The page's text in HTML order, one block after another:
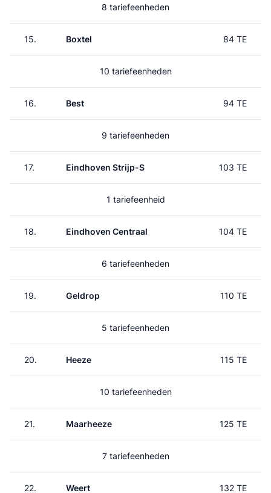
8 tariefeenheden
15. Boxtel 84 TE
10 tariefeenheden
16. Best 94 TE
9 tariefeenheden
17. Eindhoven Strijp-S 103 TE
1 tariefeenheid
18. Eindhoven Centraal 104 TE
6 tariefeenheden
19. Geldrop 110 TE
5 tariefeenheden
20. Heeze 115 TE
10 tariefeenheden
21. Maarheeze 125 TE
7 tariefeenheden
22. Weert 132 TE